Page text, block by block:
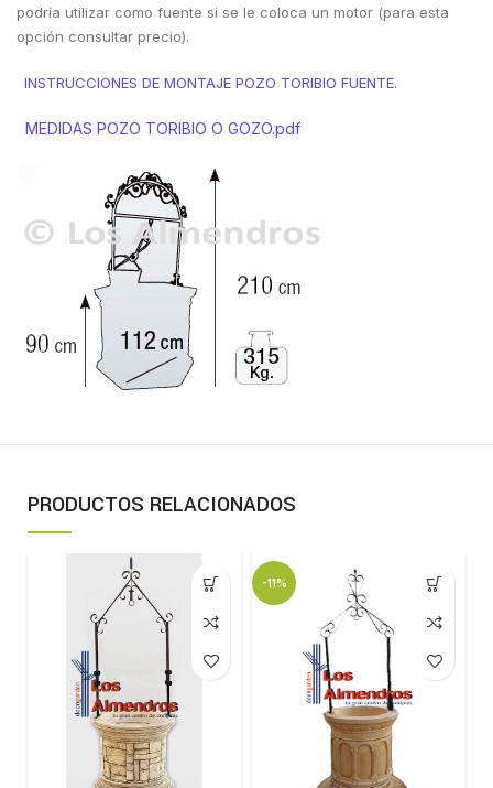
podría utilizar como fuente si se le coloca un motor (para esta
opción consultar precio).
INSTRUCCIONES DE MONTAJE POZO TORIBIO FUENTE.
MEDIDAS POZO TORIBIO O GOZO.pdf
PRODUCTOS RELACIONADOS
-11%